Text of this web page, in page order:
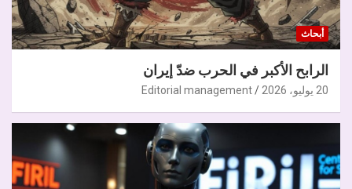
أبحاث
الرابح الأكبر في الحرب ضدّ إيران
20 يوليو، 2026 Editorial management